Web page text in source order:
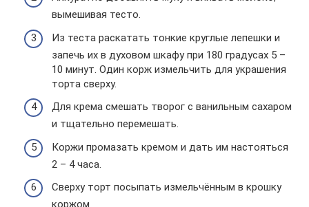
вымешивая тесто.
Из теста раскатать тонкие круглые лепешки и
запечь их в духовом шкафу при 180 градусах 5 –
10 минут. Один корж измельчить для украшения
торта сверху.
Для крема смешать творог с ванильным сахаром
и тщательно перемешать.
Коржи промазать кремом и дать им настояться
2 – 4 часа.
Сверху торт посыпать измельчённым в крошку
коржом.